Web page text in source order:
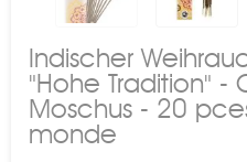
Indischer
"Hohe Tradition" -
Moschus - 20
monde